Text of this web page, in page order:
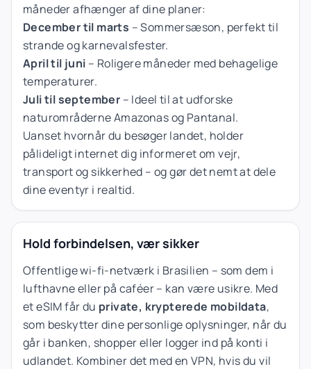
måneder afhænger af dine planer:
December til marts – Sommersæson, perfekt til
strande og karnevalsfester.
April til juni – Roligere måneder med behagelige
temperaturer.
Juli til september – Ideel til at udforske
naturområderne Amazonas og Pantanal.
Uanset hvornår du besøger landet, holder
pålideligt internet dig informeret om vejr,
transport og sikkerhed – og gør det nemt at dele
dine eventyr i realtid.
Hold forbindelsen, vær sikker
Offentlige wi-fi-netværk i Brasilien – som dem i
lufthavne eller på caféer – kan være usikre. Med
et eSIM får du private, krypterede mobildata,
som beskytter dine personlige oplysninger, når du
går i banken, shopper eller logger ind på konti i
udlandet. Kombiner det med en VPN, hvis du vil